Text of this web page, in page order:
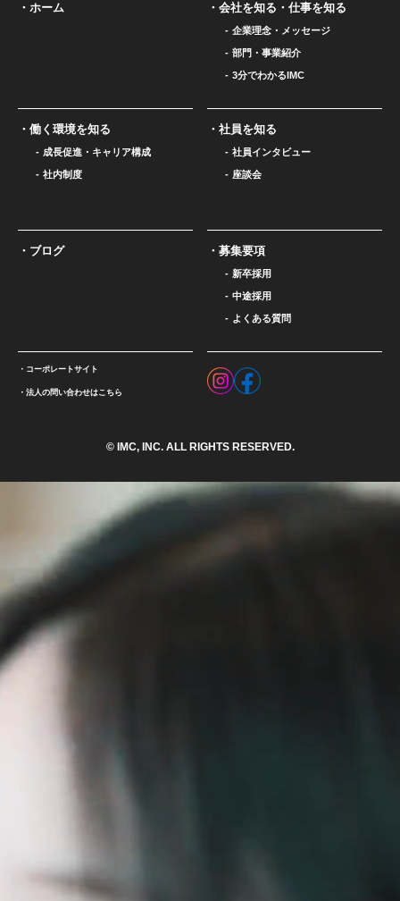
ホーム 会社を知る・仕事を知る
企業理念・メッセージ
部門・事業紹介
3分でわかるIMC
働く環境を知る
成長促進・キャリア構成
社内制度
社員を知る
社員インタビュー
座談会
ブログ 募集要項
新卒採用
中途採用
よくある質問
コーポレートサイト
法人の問い合わせはこちら
© IMC, INC. ALL RIGHTS RESERVED.